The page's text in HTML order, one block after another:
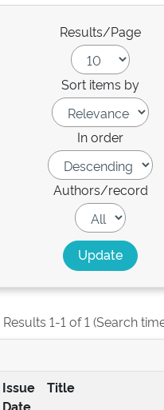
Results/Page
Sort items by
In order
Authors/record
Results 1-1 of 1 (Search
Issue
Date
Title